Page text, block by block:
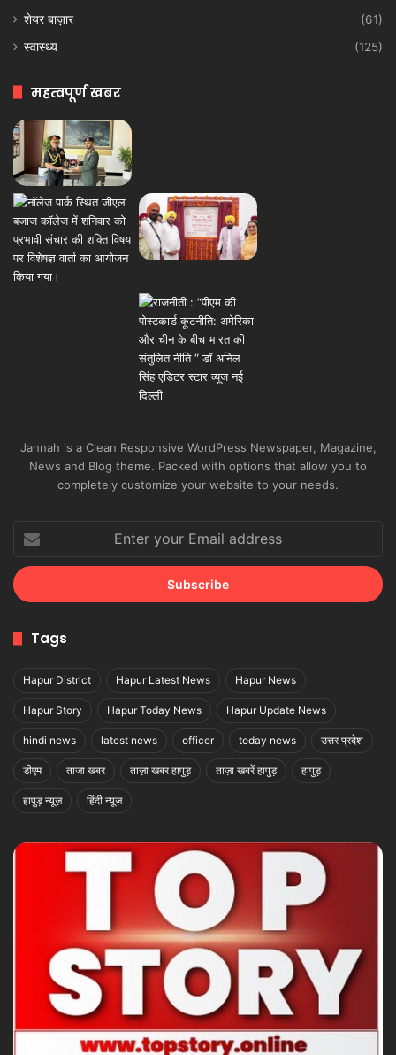
शेयर बाज़ार
(61)
स्वास्थ्य
(125)
महत्वपूर्ण खबर
Jannah is a Clean Responsive WordPress Newspaper, Magazine,
News and Blog theme. Packed with options that allow you to
completely customize your website to your needs.
your
Email
address
Tags
Hapur District Hapur Latest News Hapur News
Hapur Story Hapur Today News Hapur Update News
hindi news latest news officer today news उत्तर प्रदेश
डीएम ताजा खबर ताज़ा खबर हापुड़ ताज़ा खबरें हापुड़ हापुड़
हापुड़ न्यूज़ हिंदी न्यूज़